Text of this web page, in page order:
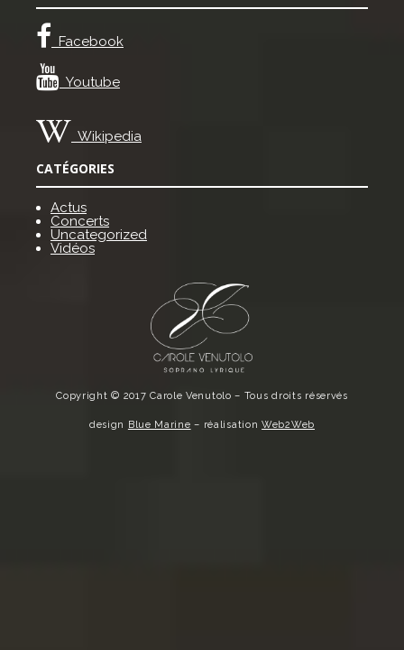
Facebook
Youtube
Wikipedia
CATÉGORIES
Actus
Concerts
Uncategorized
Vidéos
Copyright © 2017 Carole Venutolo – Tous droits réservés
design Blue Marine – réalisationWeb2Web